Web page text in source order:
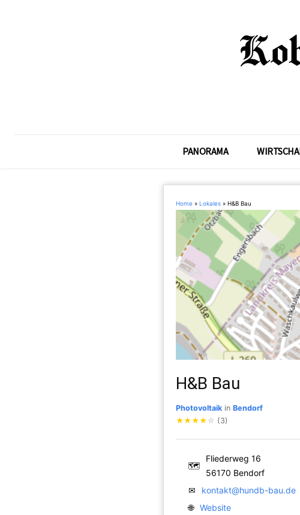
PANORAMA
Home » Lokales » H&B Bau
H&B Bau
Photovoltaik in Bendorf
★★★★ ☆ (3)
🗺
Fliederweg 16
56170 Bendorf
✉
kontakt@hundb-bau.de
🌐 Website